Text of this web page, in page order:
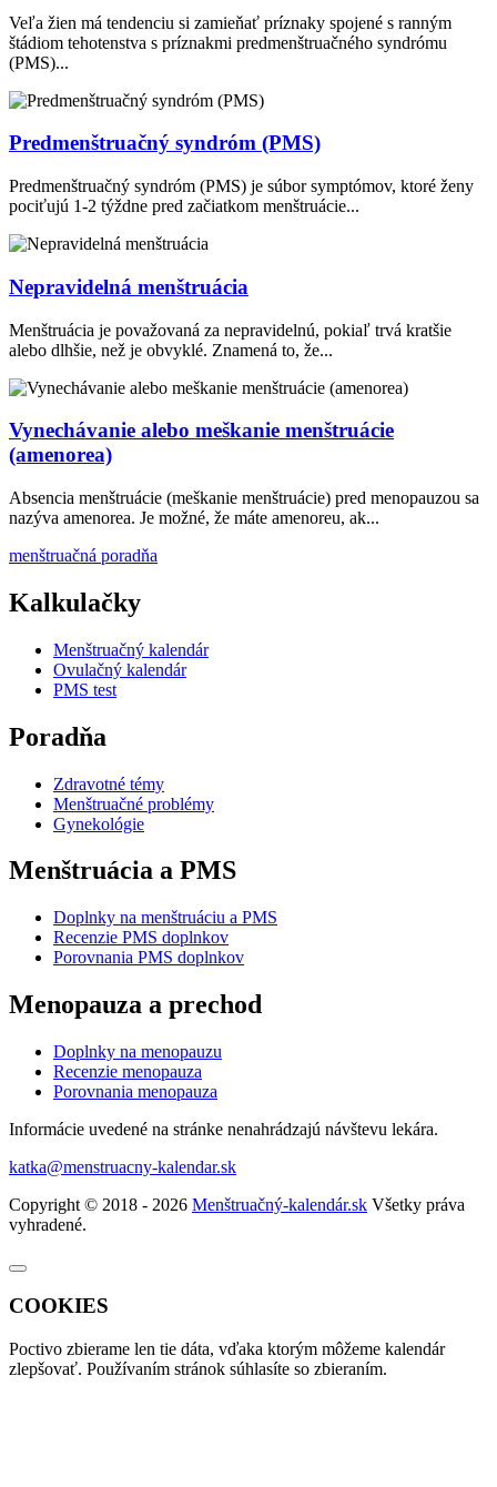
Veľa žien má tendenciu si zamieňať príznaky spojené s ranným
štádiom tehotenstva s príznakmi predmenštruačného syndrómu
(PMS)...
Predmenštruačný syndróm (PMS)
Predmenštruačný syndróm (PMS) je súbor symptómov, ktoré ženy
pociťujú 1-2 týždne pred začiatkom menštruácie...
Nepravidelná menštruácia
Menštruácia je považovaná za nepravidelnú, pokiaľ trvá kratšie
alebo dlhšie, než je obvyklé. Znamená to, že...
Vynechávanie alebo meškanie menštruácie
(amenorea)
Absencia menštruácie (meškanie menštruácie) pred menopauzou sa
nazýva amenorea. Je možné, že máte amenoreu, ak...
menštruačná poradňa
Kalkulačky
Menštruačný kalendár
Ovulačný kalendár
PMS test
Poradňa
Zdravotné témy
Menštruačné problémy
Gynekológie
Menštruácia a PMS
Doplnky na menštruáciu a PMS
Recenzie PMS doplnkov
Porovnania PMS doplnkov
Menopauza a prechod
Doplnky na menopauzu
Recenzie menopauza
Porovnania menopauza
Informácie uvedené na stránke nenahrádzajú návštevu lekára.
katka@menstruacny-kalendar.sk
Copyright © 2018 - 2026 Menštruačný-kalendár.sk Všetky práva
vyhradené.
COOKIES
Poctivo zbierame len tie dáta, vďaka ktorým môžeme kalendár
zlepšovať. Používaním stránok súhlasíte so zbieraním.